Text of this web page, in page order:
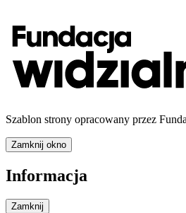
Szablon strony opracowany przez
Zamknij okno
Informacja
Zamknij